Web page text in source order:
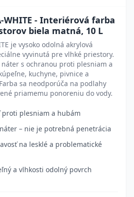
WHITE - Interiérová farba
biela matná, 10 L
je vysoko odolná akrylová
vyvinutá pre vlhké priestory.
náter s ochranou proti plesniam a
kuchyne, pivnice a
sa neodporúča na podlahy
priamemu ponoreniu do vody.
proti plesniam a hubám
– nie je potrebná penetrácia
na lesklé a problematické
a vlhkosti odolný povrch